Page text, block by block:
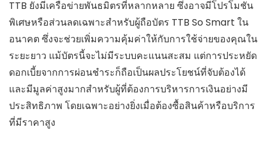
TTB ยังมีเครือข่ายพันธมิตรที่หลากหลาย ซึ่งอาจมีโปรโมชัน
พิเศษหรือส่วนลดเฉพาะสำหรับผู้ถือบัตร TTB So Smart ใน
อนาคต ซึ่งจะช่วยเพิ่มความคุ้มค่าให้กับการใช้จ่ายของคุณใน
ระยะยาว แม้บัตรนี้จะไม่มีระบบคะแนนสะสม แต่การประหยัด
ดอกเบี้ยจากการผ่อนชำระก็ถือเป็นผลประโยชน์ที่จับต้องได้
และมีมูลค่าสูงมากสำหรับผู้ที่ต้องการบริหารการเงินอย่างมี
ประสิทธิภาพ โดยเฉพาะอย่างยิ่งเมื่อต้องซื้อสินค้าหรือบริการ
ที่มีราคาสูง